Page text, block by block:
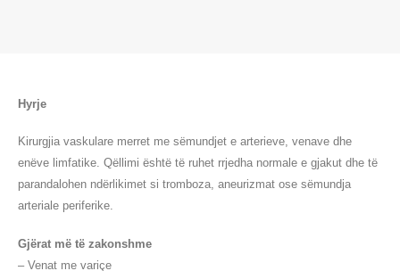
Hyrje
Kirurgjia vaskulare merret me sëmundjet e arterieve, venave dhe
enëve limfatike. Qëllimi është të ruhet rrjedha normale e gjakut dhe të
parandalohen ndërlikimet si tromboza, aneurizmat ose sëmundja
arteriale periferike.
Gjërat më të zakonshme
– Venat me variçe